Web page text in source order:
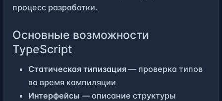
процесс разработки.
Основные возможности
TypeScript
Статическая типизация — проверка типов
во время компиляции
Интерфейсы — описание структуры